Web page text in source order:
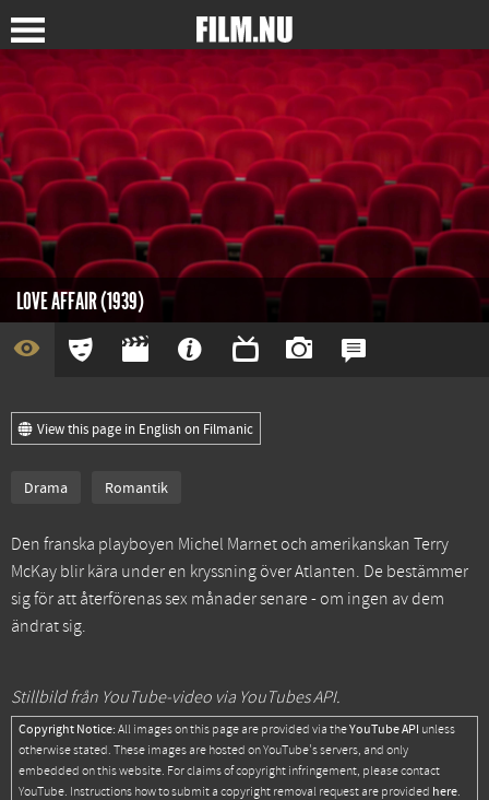
LOVE AFFAIR (1939)
View this page in English on Filmanic
Drama Romantik
Den franska playboyen Michel Marnet och amerikanskan Terry
McKay blir kära under en kryssning över Atlanten. De bestämmer
sig för att återförenas sex månader senare - om ingen av dem
ändrat sig.
Stillbild från YouTube-video via YouTubes API.
Copyright Notice: All images on this page are provided via theYouTube API unless
otherwise stated. These images are hosted on YouTube's servers, and only
embedded on this website. For claims of copyright infringement, please contact
YouTube. Instructions how to submit a copyright removal request are provided here.